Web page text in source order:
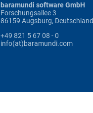
baramundi software GmbH
Forschungsallee 3
86159 Augsburg, Deutschland
+49 821 5 67 08 - 0
info(at)baramundi.com